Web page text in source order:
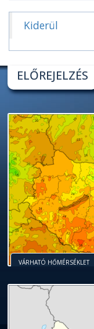
Kiderül
ELŐREJELZÉS
VÁRHATÓ HŐMÉRSÉKLET